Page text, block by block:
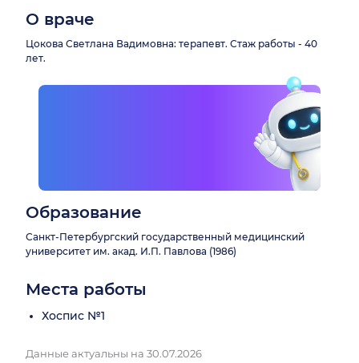
О враче
Цокова Светлана Вадимовна: терапевт. Стаж работы - 40
лет.
Образование
Санкт-Петербургский государственный медицинский
университет им. акад. И.П. Павлова (1986)
Места работы
Хоспис №1
Данные актуальны на 30.07.2026